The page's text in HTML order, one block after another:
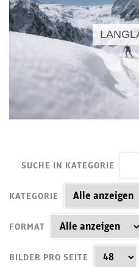
SUCHE IN KATEGORIE
KATEGORIE
FORMAT
BILDER PRO SEITE